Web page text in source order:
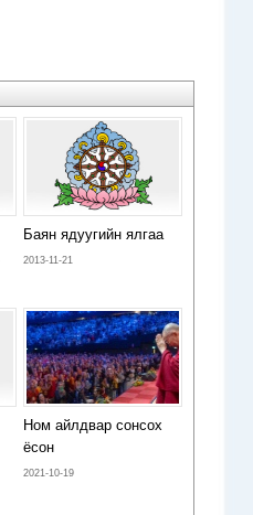
Баян ядуугийн ялгаа
2013-11-21
Ном айлдвар сонсох
ёсон
2021-10-19